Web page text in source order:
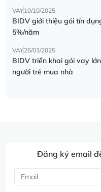
VAY10/10/2025
BIDV giới thiệu gói tín
5%/năm
VAY26/03/2025
BIDV triển khai gói vay
người trẻ mua nhà
Đăng ký email